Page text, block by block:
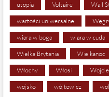
utopia Voltaire Wall
wartości uniwersalne
wiara w boga wiara w cuda
Wielka Brytania Wielkanoc
Włochy Włosi
wojsko wójtowicz